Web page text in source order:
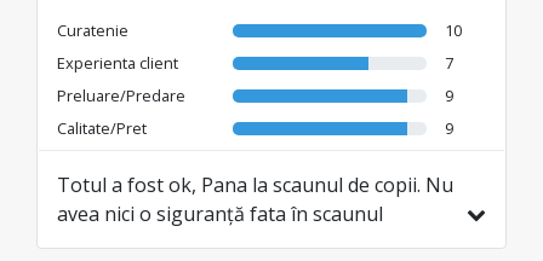
Curatenie
10
Experienta client
7
Preluare/Predare
9
Calitate/Pret
9
Totul a fost ok, Pana la scaunul de copii. Nu
avea nici o siguranță fata în scaunul
respectiv. Pana la urma nu sa mai achitat